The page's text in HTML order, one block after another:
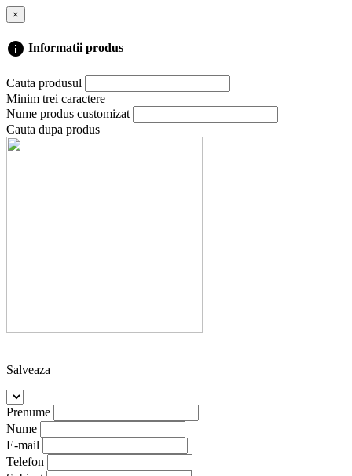
×
info Informatii produs
Cauta produsul
Minim trei caractere
Nume produs customizat
Cauta dupa produs
Salveaza
Prenume
Nume
E-mail
Telefon